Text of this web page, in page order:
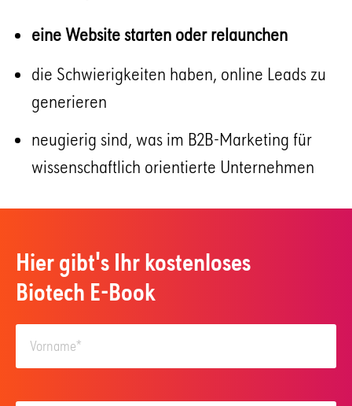
eine Website starten oder relaunchen
die Schwierigkeiten haben, online Leads zu
generieren
neugierig sind, was im B2B-Marketing für
wissenschaftlich orientierte Unternehmen
Hier gibt's Ihr kostenloses
Biotech E-Book